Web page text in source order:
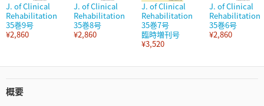
J. of Clinical
Rehabilitation
35巻9号
¥2,860
J. of Clinical
Rehabilitation
35巻8号
¥2,860
J. of Clinical
Rehabilitation
35巻7号
臨時増刊号
¥3,520
J. of Clinical
Rehabilitation
35巻6号
¥2,860
概要